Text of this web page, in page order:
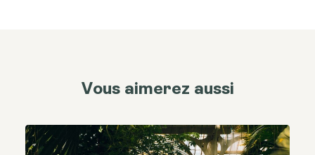
Vous aimerez aussi